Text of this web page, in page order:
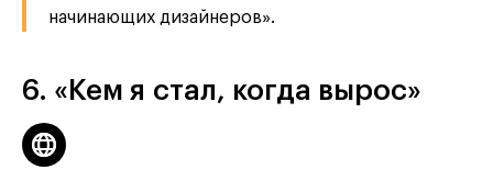
начинающих дизайнеров».
6. «Кем я стал, когда вырос»